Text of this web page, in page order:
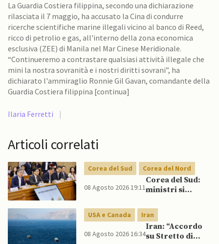
La Guardia Costiera filippina, secondo una dichiarazione
rilasciata il 7 maggio, ha accusato la Cina di condurre
ricerche scientifiche marine illegali vicino al banco di Reed,
ricco di petrolio e gas, all'interno della zona economica
esclusiva (ZEE) di Manila nel Mar Cinese Meridionale.
“Continueremo a contrastare qualsiasi attività illegale che
mini la nostra sovranità e i nostri diritti sovrani”, ha
dichiarato l'ammiraglio Ronnie Gil Gavan, comandante della
Guardia Costiera filippina [continua]
Ilaria Ferretti |
Articoli correlati
Corea del Sud Corea del Nord
08 Agosto 2026 19:11
Corea del Sud:
ministri si
pubblicamente
su politica con il
Nord, mentre
Lee spinge per
USA e Canada Iran
08 Agosto 2026 16:34
Iran: “Accordo
su Stretto di